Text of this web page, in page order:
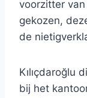
voorzitter
gekozen,
de
Kılıçdaroğlu
bij het